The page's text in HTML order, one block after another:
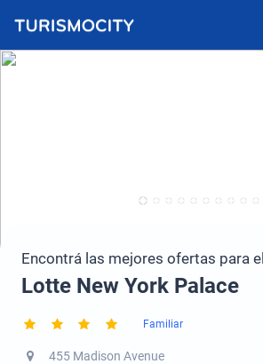
Encontrá las mejores ofertas para el
Lotte New York Palace
Familiar
455 Madison Avenue